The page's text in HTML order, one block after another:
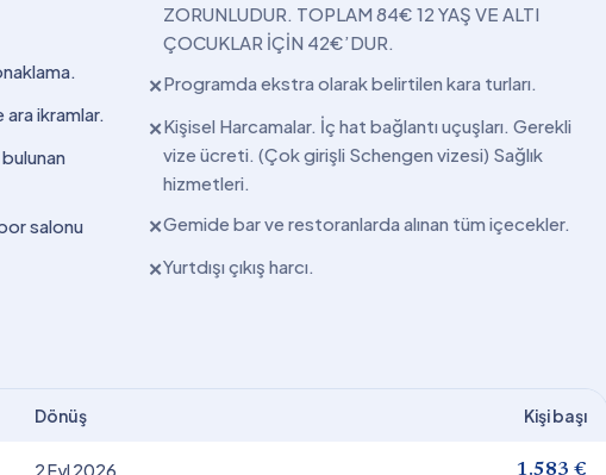
ikramlar.
salonu
ZORUNLUDUR. TOPLAM 84€ 12 YAŞ VE ALTI
ÇOCUKLAR İÇİN 42€’DUR.
✕Programda ekstra olarak belirtilen kara turları.
✕Kişisel Harcamalar. İç hat bağlantı uçuşları. Gerekli
vize ücreti. (Çok girişli Schengen vizesi) Sağlık
hizmetleri.
✕Gemide bar ve restoranlarda alınan tüm içecekler.
✕Yurtdışı çıkış harcı.
Dönüş Kişi başı
2 Eyl 2026 1.583 €